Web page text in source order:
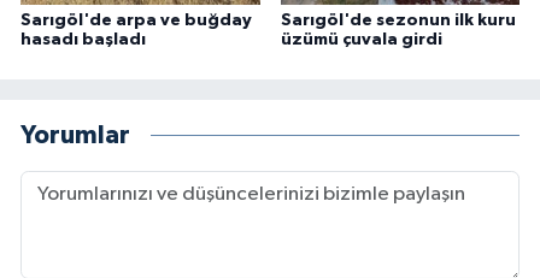
Sarıgöl'de arpa ve buğday
hasadı başladı
Sarıgöl'de sezonun ilk kuru
üzümü çuvala girdi
Yorumlar